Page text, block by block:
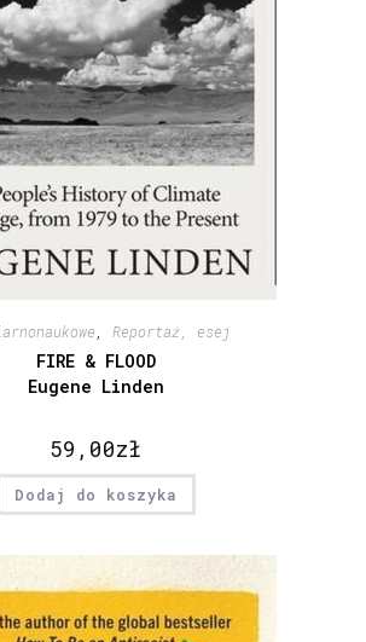
Reportaż, esej
FIRE & FLOOD
Eugene Linden
59,00zł
Dodaj do koszyka